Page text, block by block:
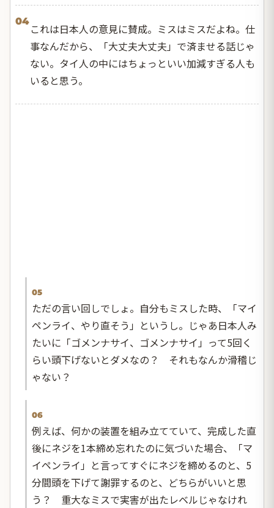
04
これは日本人の意見に賛成。ミスはミスだよね。仕
事なんだから、「大丈夫大丈夫」で済ませる話じゃ
ない。タイ人の中にはちょっといい加減すぎる人も
いると思う。
05
ただの言い回しでしょ。自分もミスした時、「マイ
ペンライ、やり直そう」というし。じゃあ日本人み
たいに「ゴメンナサイ、ゴメンナサイ」って5回く
らい頭下げないとダメなの？ それもなんか滑稽じ
ゃない？
06
例えば、何かの装置を組み立てていて、完成した直
後にネジを1本締め忘れたのに気づいた場合、「マ
イペンライ」と言ってすぐにネジを締めるのと、5
分間頭を下げて謝罪するのと、どちらがいいと思
う？ 重大なミスで実害が出たレベルじゃなけれ